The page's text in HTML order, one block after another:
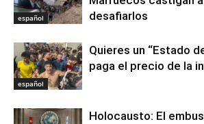
español
desafiarlos
español
Quieres un “Estado
paga el precio de la
Holocausto: El